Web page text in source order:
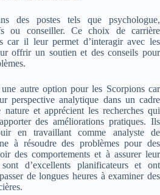
des postes tels que psychologue,
ou conseiller. Ce choix de carrière
car il leur permet d’interagir avec les
offrir un soutien et des conseils pour
autre option pour les Scorpions car
perspective analytique dans un cadre
et apprécient les recherches qui
des améliorations pratiques. Ils
en travaillant comme analyste de
à résoudre des problèmes pour des
des comportements et à assurer leur
d’excellents planificateurs et ont
de longues heures à examiner des